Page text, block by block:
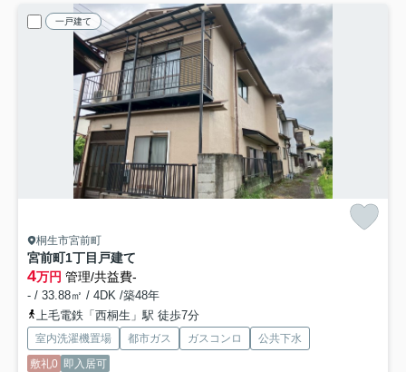
一戸建て
桐生市宮前町
宮前町1丁目戸建て
4万円 管理/共益費-
- / 33.88㎡ / 4DK /築48年
上毛電鉄「西桐生」駅 徒歩7分
室内洗濯機置場 都市ガス ガスコンロ
公共下水
敷礼0 即入居可